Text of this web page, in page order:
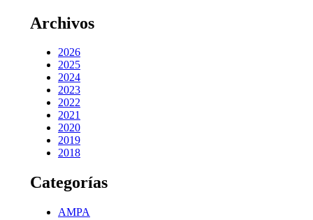
Archivos
2026
2025
2024
2023
2022
2021
2020
2019
2018
Categorías
AMPA